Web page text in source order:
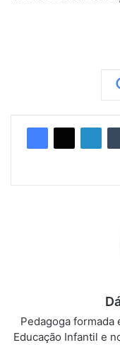
Pedagoga formada
Educação Infantil e